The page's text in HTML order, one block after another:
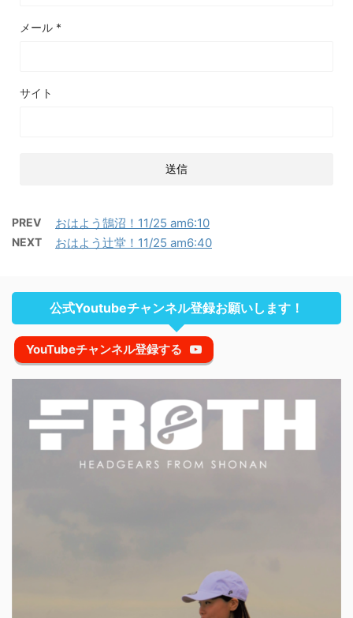
メール *
サイト
PREV おはよう鵠沼！11/25 am6:10
NEXT おはよう辻堂！11/25 am6:40
公式Youtubeチャンネル登録お願いします！
YouTubeチャンネル登録する